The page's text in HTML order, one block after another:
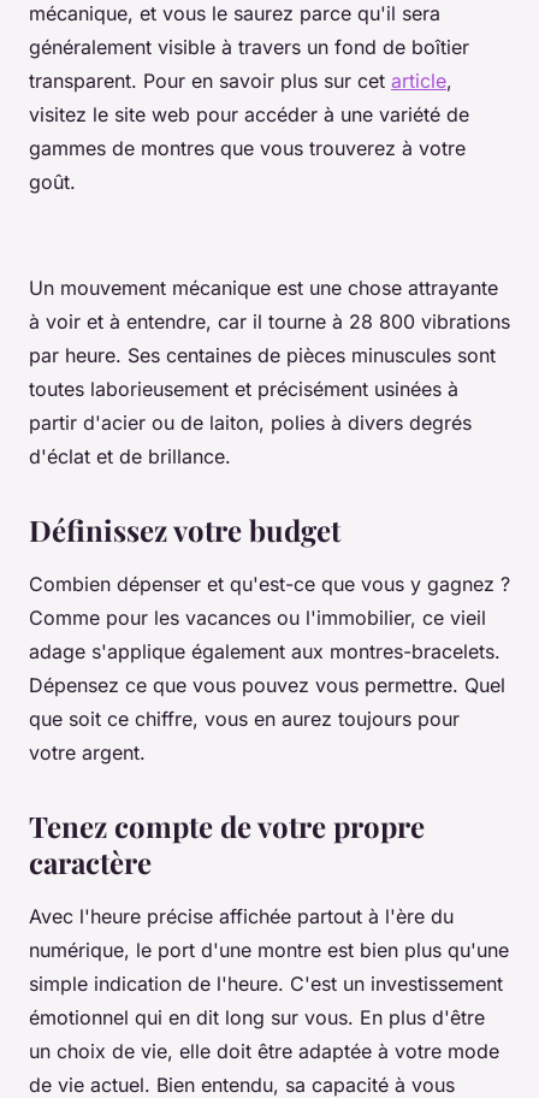
mécanique, et vous le saurez parce qu'il sera
généralement visible à travers un fond de boîtier
transparent. Pour en savoir plus sur cet article,
visitez le site web pour accéder à une variété de
gammes de montres que vous trouverez à votre
goût.
Un mouvement mécanique est une chose attrayante
à voir et à entendre, car il tourne à 28 800 vibrations
par heure. Ses centaines de pièces minuscules sont
toutes laborieusement et précisément usinées à
partir d'acier ou de laiton, polies à divers degrés
d'éclat et de brillance.
Définissez votre budget
Combien dépenser et qu'est-ce que vous y gagnez ?
Comme pour les vacances ou l'immobilier, ce vieil
adage s'applique également aux montres-bracelets.
Dépensez ce que vous pouvez vous permettre. Quel
que soit ce chiffre, vous en aurez toujours pour
votre argent.
Tenez compte de votre propre
caractère
Avec l'heure précise affichée partout à l'ère du
numérique, le port d'une montre est bien plus qu'une
simple indication de l'heure. C'est un investissement
émotionnel qui en dit long sur vous. En plus d'être
un choix de vie, elle doit être adaptée à votre mode
de vie actuel. Bien entendu, sa capacité à vous